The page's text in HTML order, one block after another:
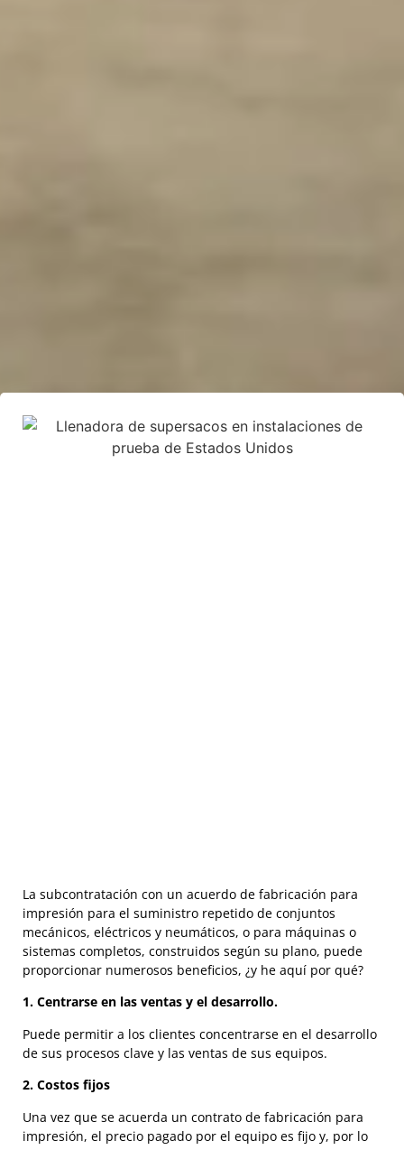
La subcontratación con un acuerdo de fabricación para
impresión para el suministro repetido de conjuntos
mecánicos, eléctricos y neumáticos, o para máquinas o
sistemas completos, construidos según su plano, puede
proporcionar numerosos beneficios, ¿y he aquí por qué?
1. Centrarse en las ventas y el desarrollo.
Puede permitir a los clientes concentrarse en el desarrollo
de sus procesos clave y las ventas de sus equipos.
2. Costos fijos
Una vez que se acuerda un contrato de fabricación para
impresión, el precio pagado por el equipo es fijo y, por lo